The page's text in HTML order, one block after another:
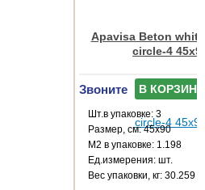
Apavisa Beton
circle-4
Звоните В КОРЗИНУ
Шт.в упаковке: 3
Размер, см: 45x90
М2 в упаковке: 1.198
Ед.измерения: шт.
Веc упаковки, кг: 30.259